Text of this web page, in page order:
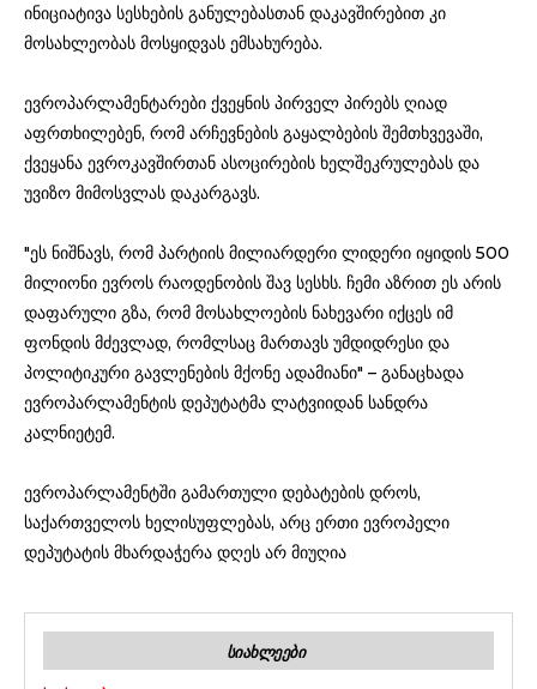
ინიციატივა სესხების განულებასთან დაკავშირებით კი
მოსახლეობას მოსყიდვას ემსახურება.
ევროპარლამენტარები ქვეყნის პირველ პირებს ღიად
აფრთხილებენ, რომ არჩევნების გაყალბების შემთხვევაში,
ქვეყანა ევროკავშირთან ასოცირების ხელშეკრულებას და
უვიზო მიმოსვლას დაკარგავს.
"ეს ნიშნავს, რომ პარტიის მილიარდერი ლიდერი იყიდის 500
მილიონი ევროს რაოდენობის შავ სესხს. ჩემი აზრით ეს არის
დაფარული გზა, რომ მოსახლოების ნახევარი იქცეს იმ
ფონდის მძევლად, რომლსაც მართავს უმდიდრესი და
პოლიტიკური გავლენების მქონე ადამიანი" – განაცხადა
ევროპარლამენტის დეპუტატმა ლატვიიდან სანდრა
კალნიეტემ.
ევროპარლამენტში გამართული დებატების დროს,
საქართველოს ხელისუფლებას, არც ერთი ევროპელი
დეპუტატის მხარდაჭერა დღეს არ მიუღია
ᲡᲘᲐᲮᲚᲔᲔᲑᲘ